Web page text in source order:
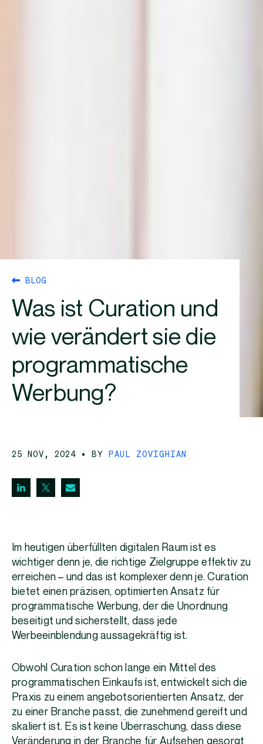
BLOG
Was ist Curation und
wie verändert sie die
programmatische
Werbung?
25 NOV, 2024 • BYPAUL ZOVIGHIAN
Im heutigen überfüllten digitalen Raum ist es
wichtiger denn je, die richtige Zielgruppe effektiv zu
erreichen – und das ist komplexer denn je. Curation
bietet einen präzisen, optimierten Ansatz für
programmatische Werbung, der die Unordnung
beseitigt und sicherstellt, dass jede
Werbeeinblendung aussagekräftig ist.
Obwohl Curation schon lange ein Mittel des
programmatischen Einkaufs ist, entwickelt sich die
Praxis zu einem angebotsorientierten Ansatz, der
zu einer Branche passt, die zunehmend gereift und
skaliert ist. Es ist keine Überraschung, dass diese
Veränderung in der Branche für Aufsehen gesorgt